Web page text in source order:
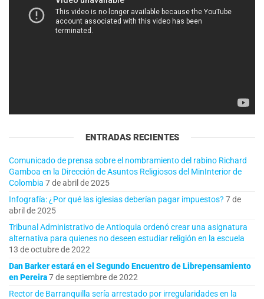
ENTRADAS RECIENTES
Comunicado de prensa sobre el nombramiento del rabino Richard
Gamboa en la Dirección de Asuntos Religiosos del MinInterior de
Colombia 7 de abril de 2025
Infografía: ¿Por qué las iglesias deberían pagar impuestos? 7 de
abril de 2025
Tribunal Administrativo de Antioquia ordenó crear una asignatura
alternativa para quienes no deseen estudiar religión en la escuela
13 de octubre de 2022
Dan Barker estará en el Segundo Encuentro de Librepensamiento
en Pereira7 de septiembre de 2022
Rector de Barranquilla sería arrestado por irregularidades en la